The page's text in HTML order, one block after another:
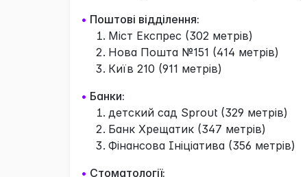
• Поштові відділення:
Міст Експрес (302 метрів)
Нова Пошта №151 (414 метрів)
Київ 210 (911 метрів)
• Банки:
детский сад Sprout (329 метрів)
Банк Хрещатик (347 метрів)
Фінансова Ініціатива (356 метрів)
• Стоматології: